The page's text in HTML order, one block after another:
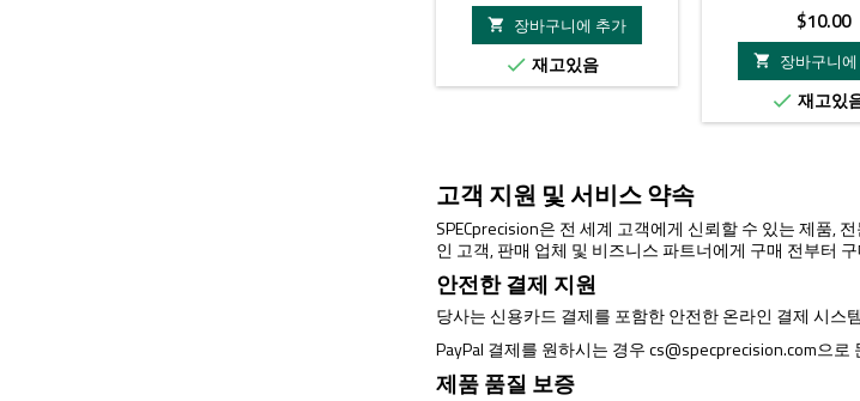
격

장바구니에 추가
 재고있음
가
격
$10.00

장바구니
 재고있
고객 지원 및 서비스 약속
SPECprecision은 전 세계 고객에게 신뢰할 수 있는 제품,
인 고객, 판매 업체 및 비즈니스 파트너에게 구매 전부터
안전한 결제 지원
당사는 신용카드 결제를 포함한 안전한 온라인 결제 시스
PayPal 결제를 원하시는 경우cs@specprecision.com으로
제품 품질 보증